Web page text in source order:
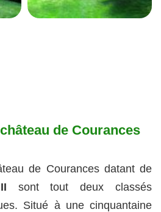
de Courances
de Courances datant de
sont tout deux classés
Situé à une cinquantaine